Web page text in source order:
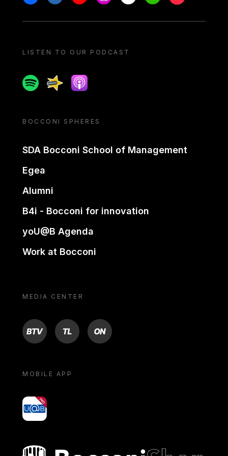
LISTEN TO OUR PODCAST
SpotifySpreakerApple podcast
BOCCONI SPHERES
SDA Bocconi School of Management
Egea
Alumni
B4i - Bocconi for innovation
yoU@B Agenda
Work at Bocconi
MEDIA CENTER
BTV TL ON
MOBILE APP
yoU@B
Bocconi shop